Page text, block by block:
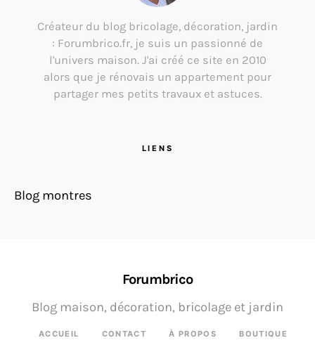
Créateur du blog bricolage, décoration, jardin
: Forumbrico.fr, je suis un passionné de
l'univers maison. J'ai créé ce site en 2010
alors que je rénovais un appartement pour
partager mes petits travaux et astuces.
LIENS
Blog montres
Forumbrico
ACCUEIL CONTACT À PROPOS BOUTIQUE
Blog maison, décoration, bricolage et jardin